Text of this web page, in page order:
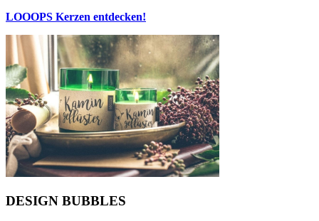
LOOOPS Kerzen entdecken!
DESIGN BUBBLES